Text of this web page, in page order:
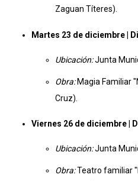
Zaguan Títeres)
Martes 23 de diciembre |
Ubicación:Junta
Obra:Magia Familiar
Cruz)
Viernes 26 de diciembre |
Ubicación:Junta
Obra:Teatro familiar